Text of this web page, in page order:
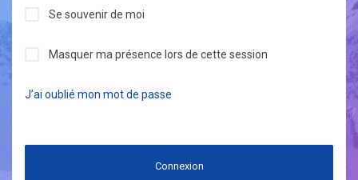
Se souvenir de moi
Masquer ma présence lors de cette session
J’ai oublié mon mot de passe
Connexion